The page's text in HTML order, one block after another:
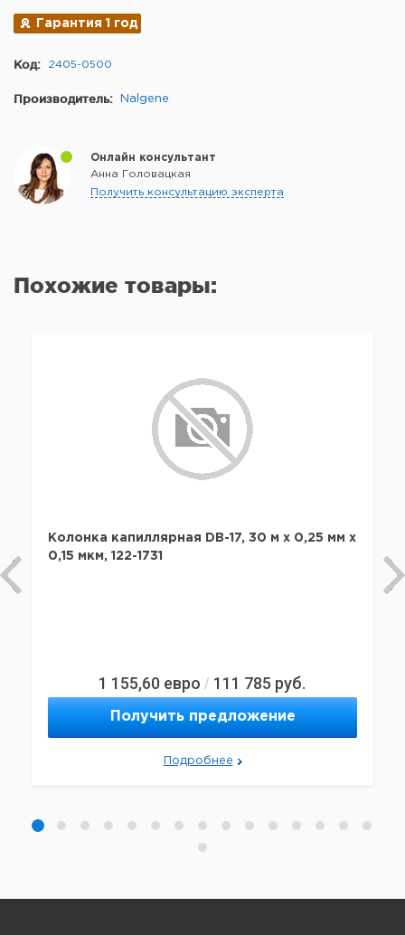
Гарантия 1 год
Код: 2405-0500
Производитель: Nalgene
Онлайн консультант
Анна Головацкая
Получить консультацию эксперта
Похожие товары:
Колонка капиллярная DB-17, 30 м x 0,25 мм х
0,15 мкм, 122-1731
1 155,60 евро / 111 785 руб.
Получить предложение
Подробнее